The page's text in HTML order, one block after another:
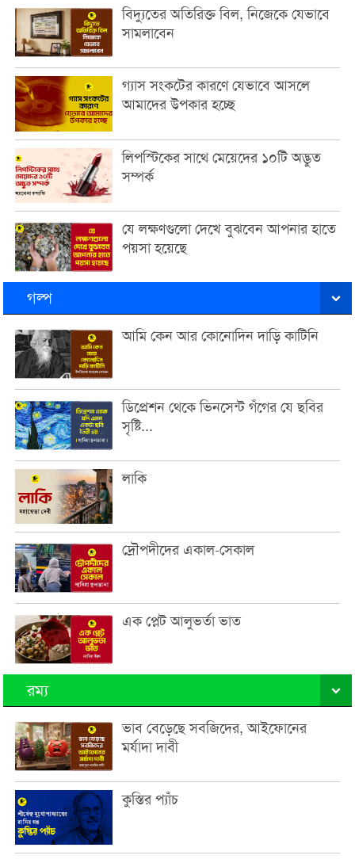
বিদ্যুতের অতিরিক্ত বিল, নিজেকে যেভাবে
সামলাবেন
গ্যাস সংকটের কারণে যেভাবে আসলে
আমাদের উপকার হচ্ছে
লিপস্টিকের সাথে মেয়েদের ১০টি অদ্ভুত
সম্পর্ক
যে লক্ষণগুলো দেখে বুঝবেন আপনার হাতে
পয়সা হয়েছে
গল্প
আমি কেন আর কোনোদিন দাড়ি কাটিনি
ডিপ্রেশন থেকে ভিনসেন্ট গঁগের যে ছবির
সৃষ্টি...
লাকি
দ্রৌপদীদের একাল-সেকাল
এক প্লেট আলুভর্তা ভাত
রম্য
ভাব বেড়েছে সবজিদের, আইফোনের
মর্যাদা দাবী
কুস্তির প্যাঁচ